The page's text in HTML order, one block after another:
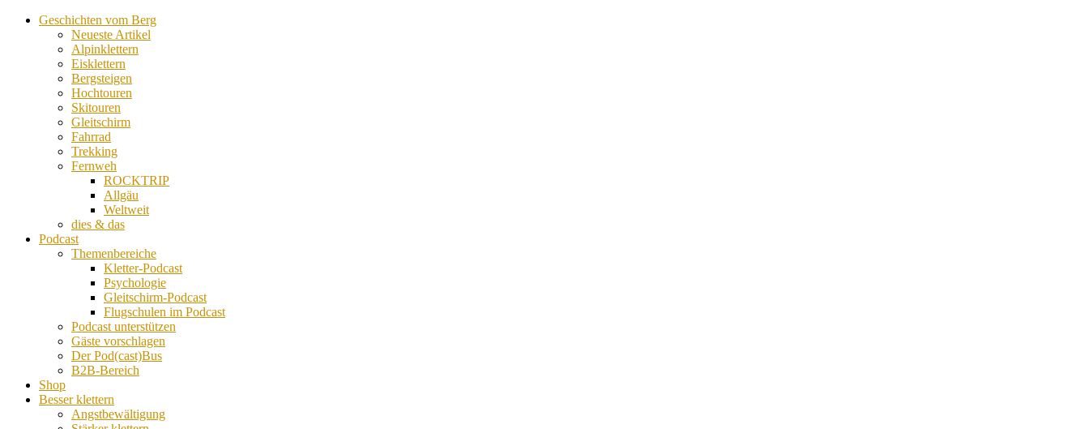
Geschichten vom Berg
Neueste Artikel
Alpinklettern
Eisklettern
Bergsteigen
Hochtouren
Skitouren
Gleitschirm
Fahrrad
Trekking
Fernweh
ROCKTRIP
Allgäu
Weltweit
dies & das
Podcast
Themenbereiche
Kletter-Podcast
Psychologie
Gleitschirm-Podcast
Flugschulen im Podcast
Podcast unterstützen
Gäste vorschlagen
Der Pod(cast)Bus
B2B-Bereich
Shop
Besser klettern
Angstbewältigung